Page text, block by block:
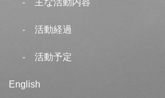
活動経過
活動予定
English